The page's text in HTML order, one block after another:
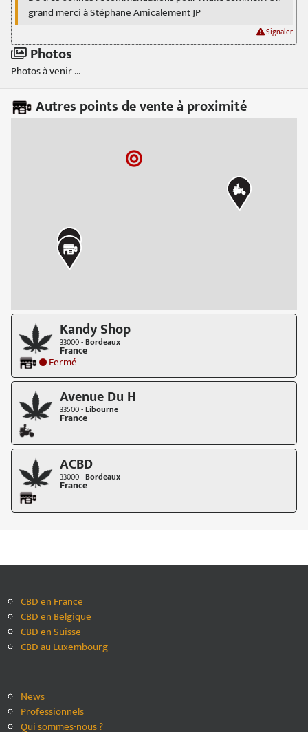
grand merci à Stéphane Amicalement JP
Signaler
Photos
Photos à venir ...
Autres points de vente à proximité
Kandy Shop
33000 -Bordeaux
France
Fermé
Avenue Du H
33500 -Libourne
France
ACBD
33000 -Bordeaux
France
CBD en France
CBD en Belgique
CBD en Suisse
CBD au Luxembourg
News
Professionnels
Qui sommes-nous ?